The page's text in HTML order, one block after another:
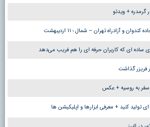
گرمدره + ویدئو
و آزادراه تهران – شمال ؛ ١١ اردیبهشت
ساده ای که کاربران حرفه ای را هم فریب می‌دهد
فریزر گذاشت
سفر به روسیه + عکس
ای تولید کنید + معرفی ابزارها و اپلیکیشن ها